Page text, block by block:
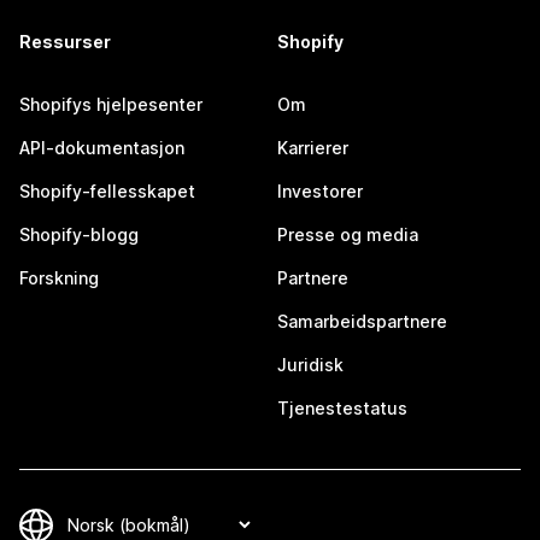
Ressurser
Shopifys hjelpesenter
API-dokumentasjon
Shopify-fellesskapet
Shopify-blogg
Forskning
Shopify
Om
Karrierer
Investorer
Presse og media
Partnere
Samarbeidspartnere
Juridisk
Tjenestestatus